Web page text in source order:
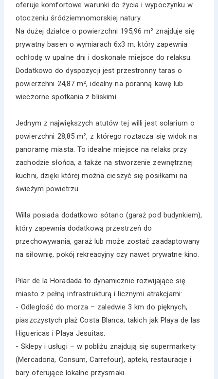
oferuje komfortowe warunki do życia i wypoczynku w
otoczeniu śródziemnomorskiej natury.
Na dużej działce o powierzchni 195,96 m² znajduje się
prywatny basen o wymiarach 6x3 m, który zapewnia
ochłodę w upalne dni i doskonałe miejsce do relaksu.
Dodatkowo do dyspozycji jest przestronny taras o
powierzchni 24,87 m², idealny na poranną kawę lub
wieczorne spotkania z bliskimi.
Jednym z największych atutów tej willi jest solarium o
powierzchni 28,85 m², z którego roztacza się widok na
panoramę miasta. To idealne miejsce na relaks przy
zachodzie słońca, a także na stworzenie zewnętrznej
kuchni, dzięki której można cieszyć się posiłkami na
świeżym powietrzu.
Willa posiada dodatkowo sótano (garaż pod budynkiem),
który zapewnia dodatkową przestrzeń do
przechowywania, garaż lub może zostać zaadaptowany
na siłownię, pokój rekreacyjny czy nawet prywatne kino.
Pilar de la Horadada to dynamicznie rozwijające się
miasto z pełną infrastrukturą i licznymi atrakcjami:
- Odległość do morza – zaledwie 3 km do pięknych,
piaszczystych plaż Costa Blanca, takich jak Playa de las
Higuericas i Playa Jesuitas.
- Sklepy i usługi – w pobliżu znajdują się supermarkety
(Mercadona, Consum, Carrefour), apteki, restauracje i
bary oferujące lokalne przysmaki.